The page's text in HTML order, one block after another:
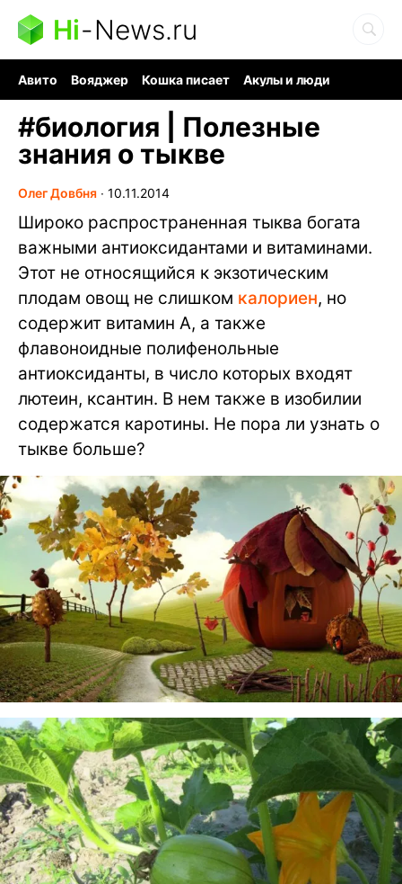
Hi-News.ru
Авито Вояджер Кошка писает
Акулы и люди
#биология | Полезные
знания о тыкве
Олег Довбня ∙ 10.11.2014
Широко распространенная тыква богата
важными антиоксидантами и витаминами.
Этот не относящийся к экзотическим
плодам овощ не слишком калориен, но
содержит витамин A, а также
флавоноидные полифенольные
антиоксиданты, в число которых входят
лютеин, ксантин. В нем также в изобилии
содержатся каротины. Не пора ли узнать о
тыкве больше?